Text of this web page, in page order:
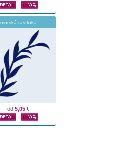
morská rastlinka
od 5,05 €